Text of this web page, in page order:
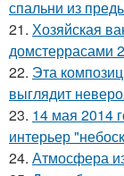
спальни из
21. Хозяйская
домстеррасами
22. Эта
выглядит
23. 14 мая 2014
интерьер
24. Атмосфера